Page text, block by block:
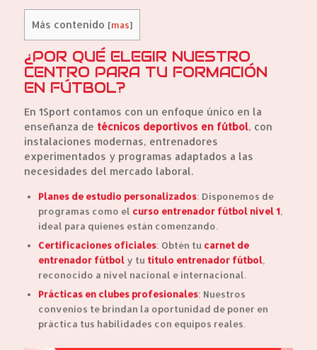
Más contenido [mas]
¿POR QUÉ ELEGIR NUESTRO
CENTRO PARA TU FORMACIÓN
EN FÚTBOL?
En 1Sport contamos con un enfoque único en la
enseñanza de técnicos deportivos en fútbol, con
instalaciones modernas, entrenadores
experimentados y programas adaptados a las
necesidades del mercado laboral.
Planes de estudio personalizados: Disponemos de
programas como el curso entrenador fútbol nivel 1,
ideal para quienes están comenzando.
Certificaciones oficiales: Obtén tu carnet de
entrenador fútboly tu título entrenador fútbol,
reconocido a nivel nacional e internacional.
Prácticas en clubes profesionales: Nuestros
convenios te brindan la oportunidad de poner en
práctica tus habilidades con equipos reales.